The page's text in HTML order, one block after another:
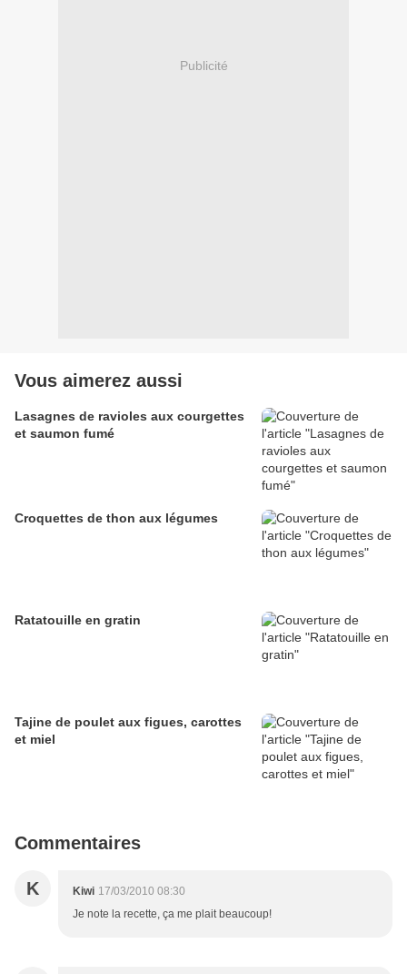
Publicité
Vous aimerez aussi
Lasagnes de ravioles aux courgettes
et saumon fumé
Croquettes de thon aux légumes
Ratatouille en gratin
Tajine de poulet aux figues, carottes
et miel
Commentaires
K Kiwi 17/03/2010 08:30
Je note la recette, ça me plait beaucoup!